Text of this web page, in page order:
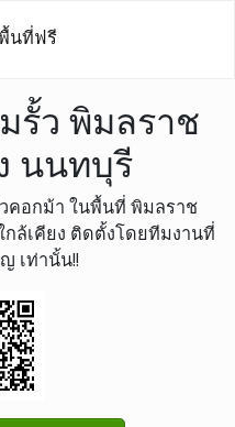
นที่ฟรี
รั้ว พิมลราช
นนทบุรี
คอกม้า ในพื้นที่ พิมลราช
ล้เคียง ติดตั้งโดยทีมงานที่
เท่านั้น!!